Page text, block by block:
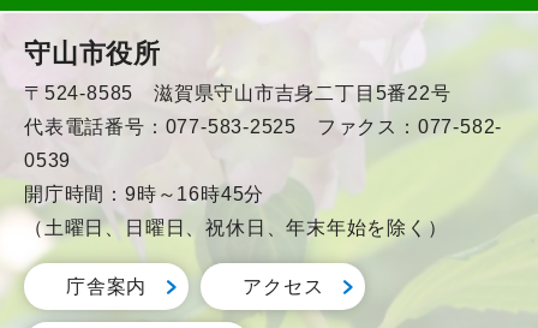
守山市役所
〒524-8585 滋賀県守山市吉身二丁目5番22号
代表電話番号：077-583-2525 ファクス：077-582-
0539
開庁時間：9時～16時45分
（土曜日、日曜日、祝休日、年末年始を除く）
庁舎案内 アクセス